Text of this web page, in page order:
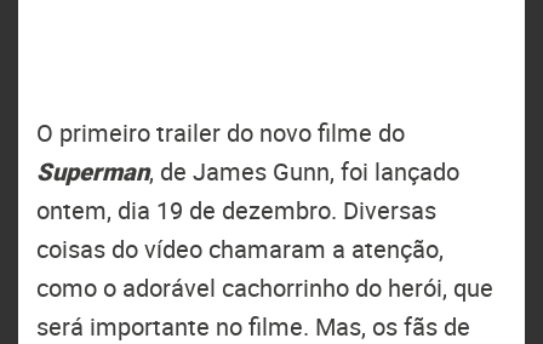
O primeiro trailer do novo filme do
Superman, de James Gunn, foi lançado
ontem, dia 19 de dezembro. Diversas
coisas do vídeo chamaram a atenção,
como o adorável cachorrinho do herói, que
será importante no filme. Mas, os fãs de